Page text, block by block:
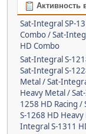
Активность
Sat-Integral SP-
Combo / Sat-
HD Combo
Sat-Integral S-
Sat-Integral S-
Metal / Sat-
Heavy Metal /
1258 HD Racing
S-1268 HD
Integral S-1311